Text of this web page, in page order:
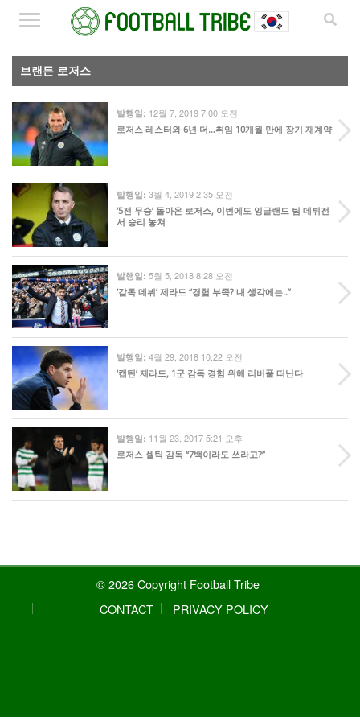
브랜든 로저스
발행일: 12월 7, 2019 7:00 오전
로저스 레스터와 6년 더…취임 10개월 만에 장기 재계약
발행일: 3월 4, 2019 2:35 오전
‘5전 무승’ 돌아온 로저스, 이번에도 잉글랜드 팀 데뷔전
서 승리 놓쳐
발행일: 5월 5, 2018 8:28 오전
‘감독 데뷔’ 제라드 “경험 부족? 내 생각에는..”
발행일: 4월 29, 2018 10:22 오전
‘캡틴’ 제라드, 1군 감독 경험 위해 리버풀 떠난다
발행일: 11월 23, 2017 5:21 오후
로저스 셀틱 감독 “7백이라도 쓰라고?”
© 2026 Copyright Football Tribe
CONTACT
PRIVACY POLICY